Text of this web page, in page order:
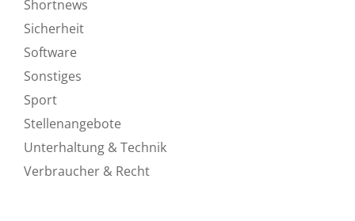
Shortnews
Sicherheit
Software
Sonstiges
Sport
Stellenangebote
Unterhaltung & Technik
Verbraucher & Recht